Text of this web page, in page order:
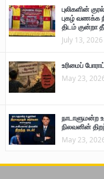
புலிகளின்
புகழ் வணக்க
திடம் குன்றா
July 13, 2026
உரிமைப்
May 23,
நாடாளுமன்ற
நிலவனின்
May 23,